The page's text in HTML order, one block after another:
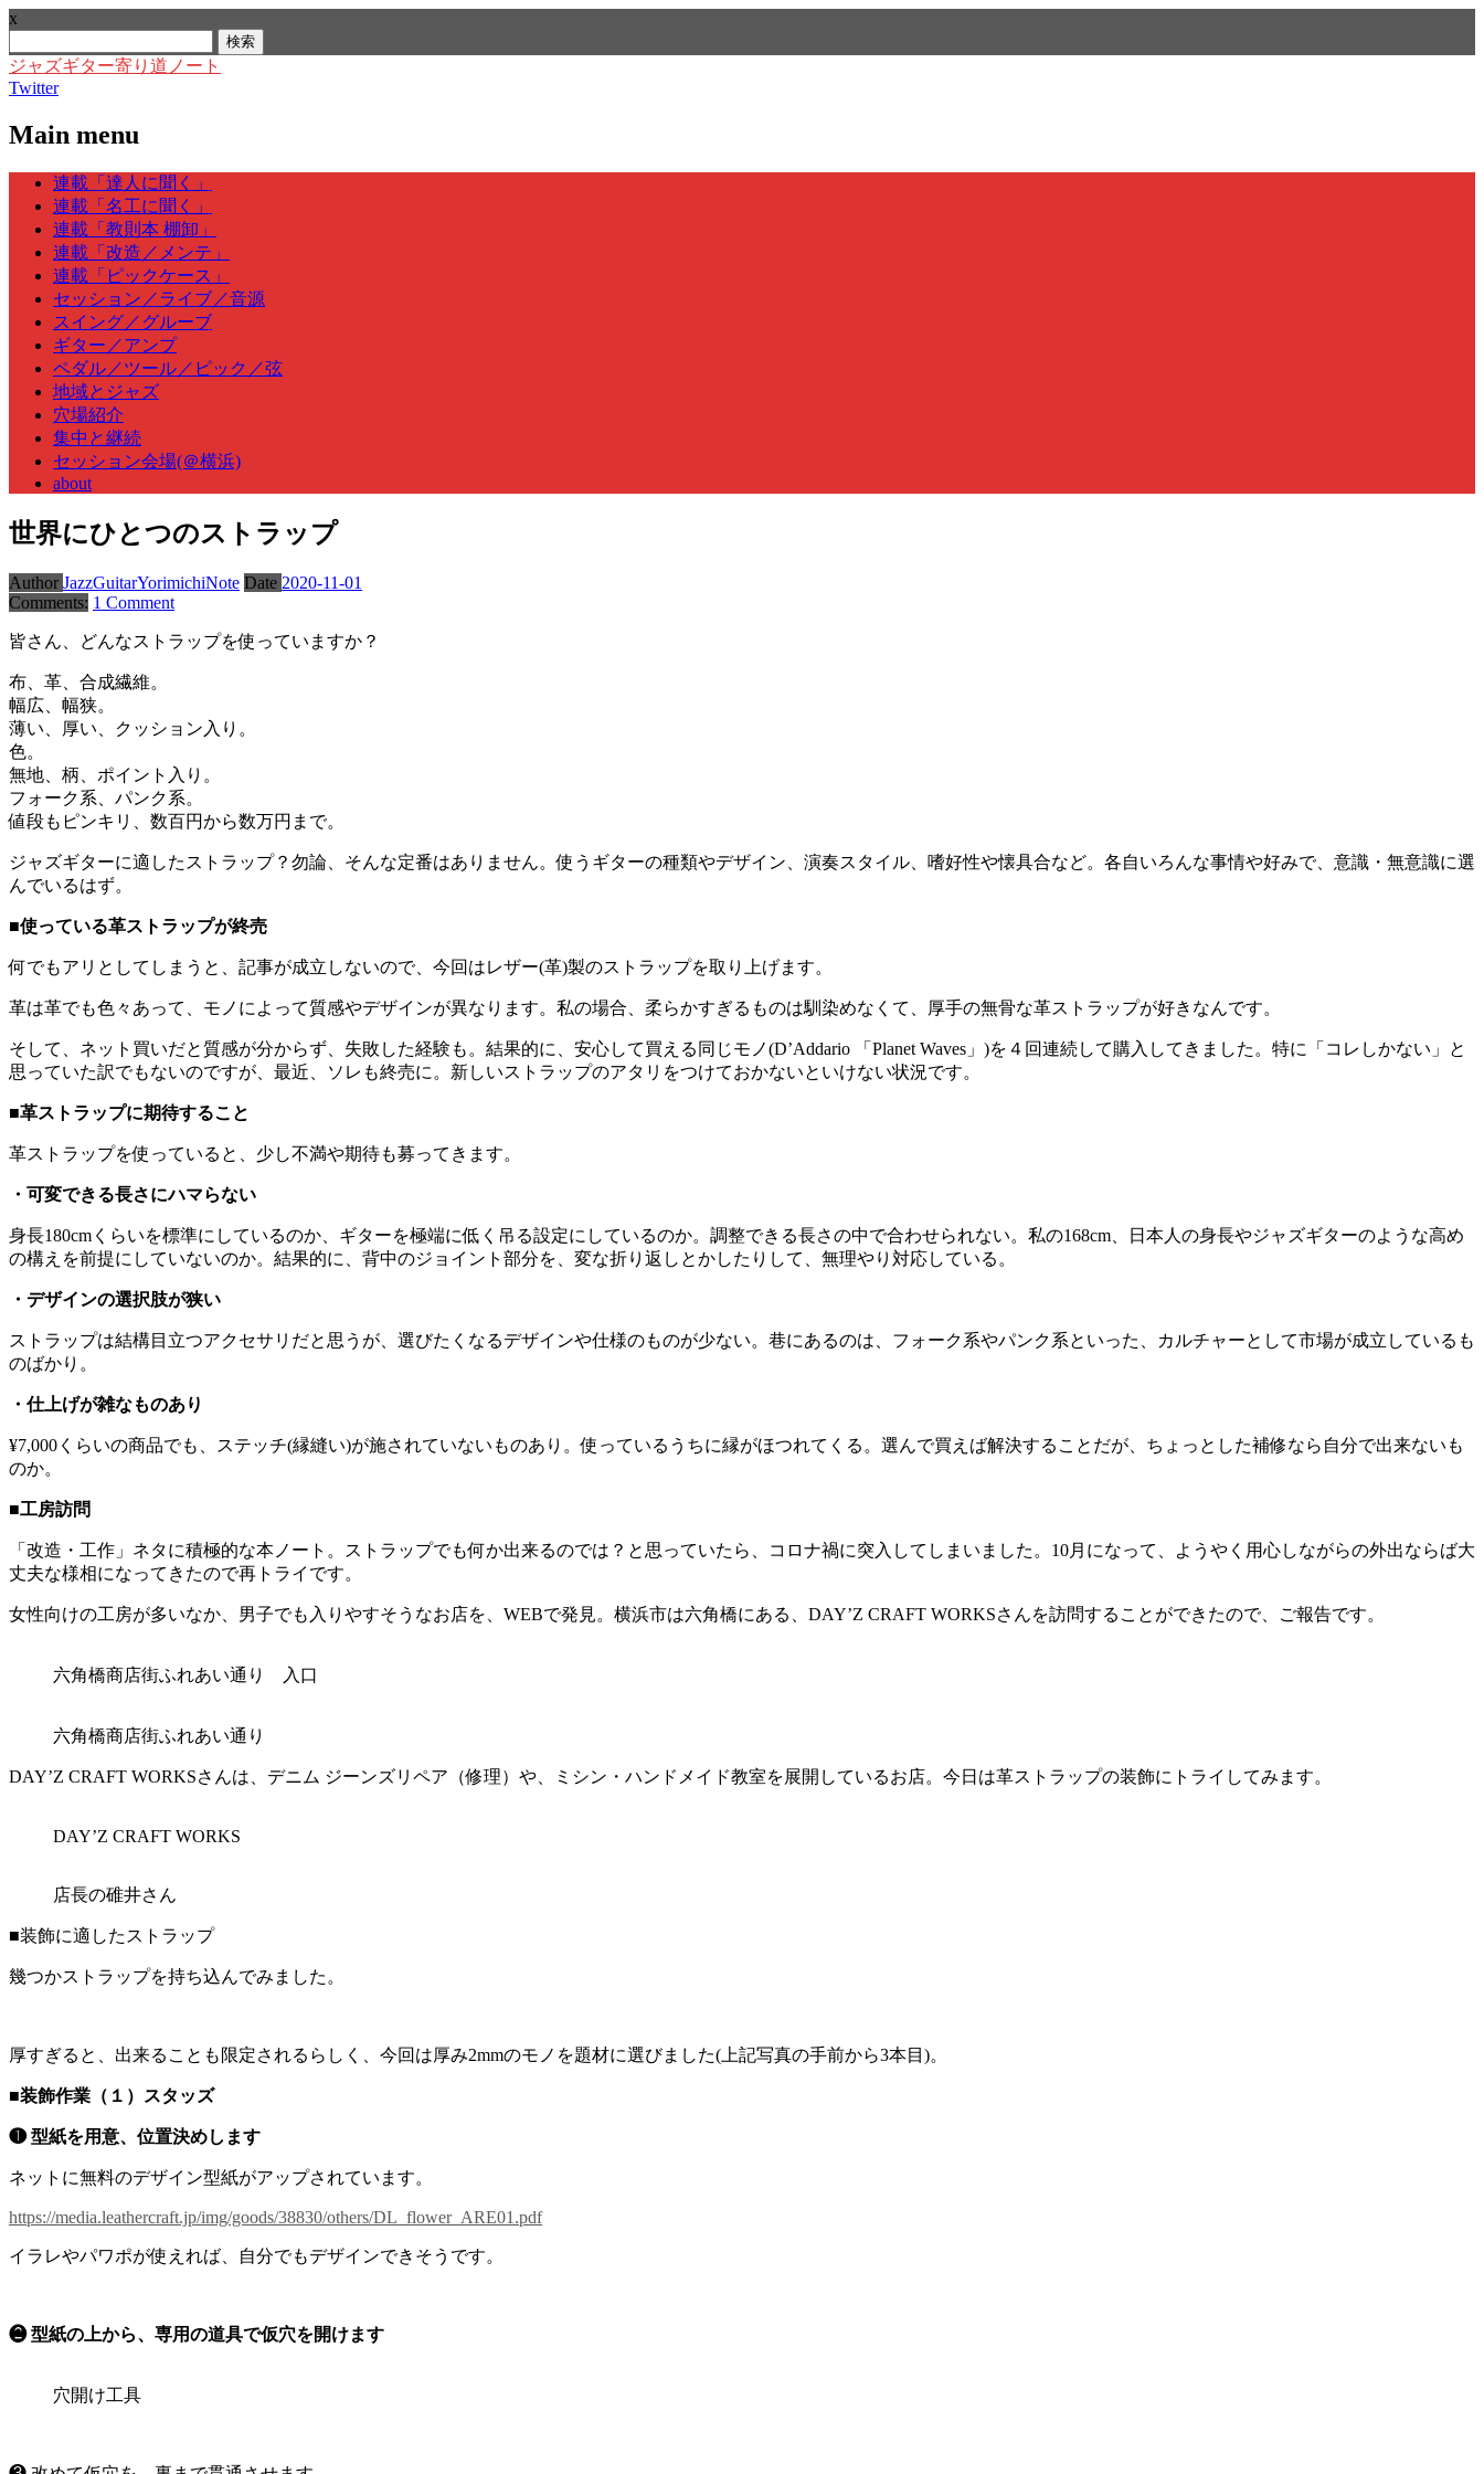
x
索:
ジャズギター寄り道ノート
Twitter
Main menu
Skip
content
連載「達人に聞く」
連載「名工に聞く」
連載「教則本 棚卸」
連載「改造／メンテ」
連載「ピックケース」
セッション／ライブ／音源
スイング／グルーブ
ギター／アンプ
ペダル／ツール／ピック／弦
地域とジャズ
穴場紹介
集中と継続
セッション会場(＠横浜)
about
世界にひとつのストラップ
Author JazzGuitarYorimichiNote Date 2020-11-01
Comments: 1 Comment
皆さん、どんなストラップを使っていますか？
布、革、合成繊維。
幅広、幅狭。
薄い、厚い、クッション入り。
色。
無地、柄、ポイント入り。
フォーク系、パンク系。
値段もピンキリ、数百円から数万円まで。
ジャズギターに適したストラップ？勿論、そんな定番はありません。使うギターの種類やデザイン、演奏スタイル、嗜好性や懐具合など。各自いろんな事情や好みで、意識・無意識に選
んでいるはず。
■使っている革ストラップが終売
何でもアリとしてしまうと、記事が成立しないので、今回はレザー(革)製のストラップを取り上げます。
革は革でも色々あって、モノによって質感やデザインが異なります。私の場合、柔らかすぎるものは馴染めなくて、厚手の無骨な革ストラップが好きなんです。
そして、ネット買いだと質感が分からず、失敗した経験も。結果的に、安心して買える同じモノ(D’Addario 「Planet Waves」)を４回連続して購入してきました。特に「コレしかない」と
思っていた訳でもないのですが、最近、ソレも終売に。新しいストラップのアタリをつけておかないといけない状況です。
■革ストラップに期待すること
革ストラップを使っていると、少し不満や期待も募ってきます。
・可変できる長さにハマらない
身長180cmくらいを標準にしているのか、ギターを極端に低く吊る設定にしているのか。調整できる長さの中で合わせられない。私の168cm、日本人の身長やジャズギターのような高め
の構えを前提にしていないのか。結果的に、背中のジョイント部分を、変な折り返しとかしたりして、無理やり対応している。
・デザインの選択肢が狭い
ストラップは結構目立つアクセサリだと思うが、選びたくなるデザインや仕様のものが少ない。巷にあるのは、フォーク系やパンク系といった、カルチャーとして市場が成立しているも
のばかり。
・仕上げが雑なものあり
¥7,000くらいの商品でも、ステッチ(縁縫い)が施されていないものあり。使っているうちに縁がほつれてくる。選んで買えば解決することだが、ちょっとした補修なら自分で出来ないも
のか。
■工房訪問
「改造・工作」ネタに積極的な本ノート。ストラップでも何か出来るのでは？と思っていたら、コロナ禍に突入してしまいました。10月になって、ようやく用心しながらの外出ならば大
丈夫な様相になってきたので再トライです。
女性向けの工房が多いなか、男子でも入りやすそうなお店を、WEBで発見。横浜市は六角橋にある、DAY’Z CRAFT WORKSさんを訪問することができたので、ご報告です。
六角橋商店街ふれあい通り 入口
六角橋商店街ふれあい通り
DAY’Z CRAFT WORKSさんは、デニム ジーンズリペア（修理）や、ミシン・ハンドメイド教室を展開しているお店。今日は革ストラップの装飾にトライしてみます。
DAY’Z CRAFT WORKS
店長の碓井さん
■装飾に適したストラップ
幾つかストラップを持ち込んでみました。
厚すぎると、出来ることも限定されるらしく、今回は厚み2mmのモノを題材に選びました(上記写真の手前から3本目)。
■装飾作業（１）スタッズ
❶ 型紙を用意、位置決めします
ネットに無料のデザイン型紙がアップされています。
https://media.leathercraft.jp/img/goods/38830/others/DL_flower_ARE01.pdf
イラレやパワポが使えれば、自分でもデザインできそうです。
❷ 型紙の上から、専用の道具で仮穴を開けます
穴開け工具